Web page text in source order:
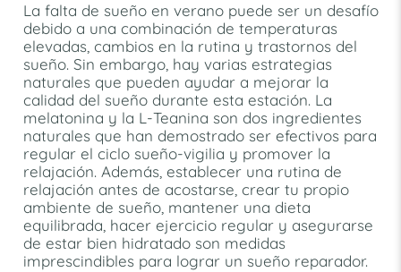
La falta de sueño en verano puede ser un desafío
debido a una combinación de temperaturas
elevadas, cambios en la rutina y trastornos del
sueño. Sin embargo, hay varias estrategias
naturales que pueden ayudar a mejorar la
calidad del sueño durante esta estación. La
melatonina y la L-Teanina son dos ingredientes
naturales que han demostrado ser efectivos para
regular el ciclo sueño-vigilia y promover la
relajación. Además, establecer una rutina de
relajación antes de acostarse, crear tu propio
ambiente de sueño, mantener una dieta
equilibrada, hacer ejercicio regular y asegurarse
de estar bien hidratado son medidas
imprescindibles para lograr un sueño reparador.